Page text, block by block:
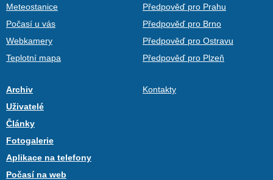
Meteostanice
Počasí u vás
Webkamery
Teplotní mapa
Předpověď pro Prahu
Předpověď pro Brno
Předpověď pro Ostravu
Předpověď pro Plzeň
Archiv
Uživatelé
Články
Fotogalerie
Aplikace na telefony
Počasí na web
Kontakty